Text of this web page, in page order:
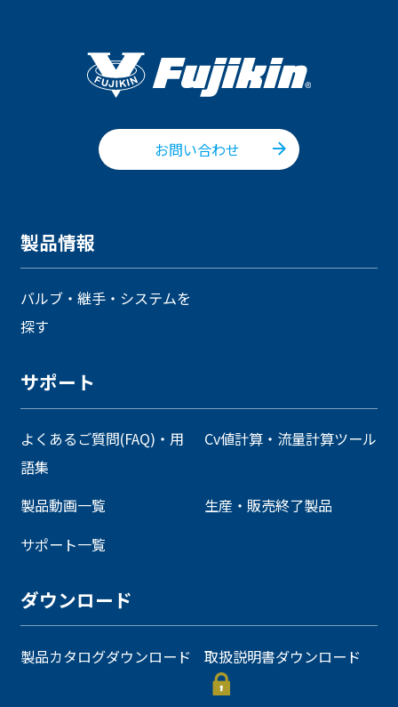
お問い合わせ
製品情報
バルブ・継手・システムを
探す
サポート
よくあるご質問(FAQ)・用
語集
Cv値計算・流量計算ツール
製品動画一覧
生産・販売終了製品
サポート一覧
ダウンロード
製品カタログダウンロード 取扱説明書ダウンロード